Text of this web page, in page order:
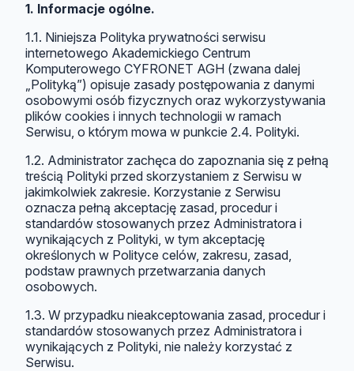
1. Informacje ogólne.
1.1. Niniejsza Polityka prywatności serwisu
internetowego Akademickiego Centrum
Komputerowego CYFRONET AGH (zwana dalej
„Polityką”) opisuje zasady postępowania z danymi
osobowymi osób fizycznych oraz wykorzystywania
plików cookies i innych technologii w ramach
Serwisu, o którym mowa w punkcie 2.4. Polityki.
1.2. Administrator zachęca do zapoznania się z pełną
treścią Polityki przed skorzystaniem z Serwisu w
jakimkolwiek zakresie. Korzystanie z Serwisu
oznacza pełną akceptację zasad, procedur i
standardów stosowanych przez Administratora i
wynikających z Polityki, w tym akceptację
określonych w Polityce celów, zakresu, zasad,
podstaw prawnych przetwarzania danych
osobowych.
1.3. W przypadku nieakceptowania zasad, procedur i
standardów stosowanych przez Administratora i
wynikających z Polityki, nie należy korzystać z
Serwisu.